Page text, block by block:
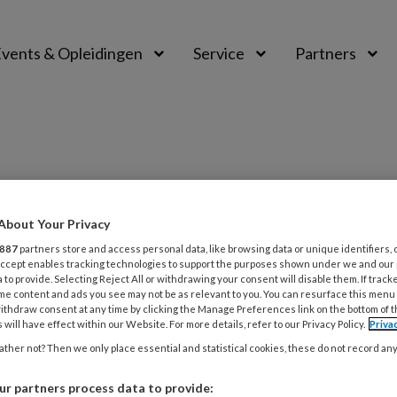
& Opleidingen Service Partners
2026 CASUÏSTIEK VEILIGHEID
plicht en persoonlijke veiligheid
ik een VT-melding als mijn
in het geding is?’
Your Privacy
887 partners store and access personal data, like browsing data or unique identifiers,
enables tracking technologies to support the purposes shown under we and
to provide. Selecting Reject All or withdrawing your consent will disable them. If
content and ads you see may not be as relevant to you. You can resurface this
consent at any time by clicking the Manage Preferences link on the bottom of
will have effect within our Website. For more details, refer to our Privacy Policy.
not? Then we only place essential and statistical cookies, these do not record
partners process data to provide: